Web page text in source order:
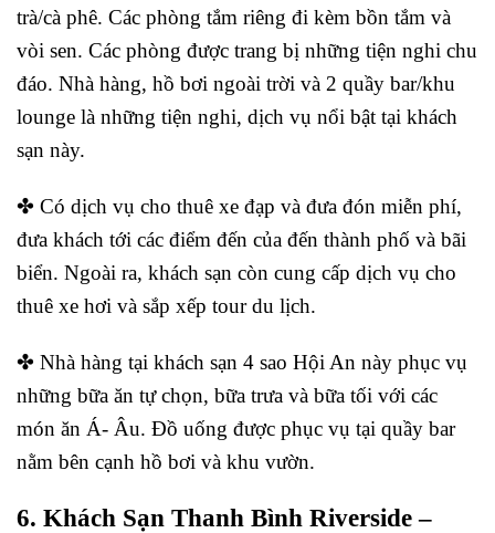
trà/cà phê. Các phòng tắm riêng đi kèm bồn tắm và
vòi sen. Các phòng được trang bị những tiện nghi chu
đáo. Nhà hàng, hồ bơi ngoài trời và 2 quầy bar/khu
lounge là những tiện nghi, dịch vụ nổi bật tại khách
sạn này.
✤ Có dịch vụ cho thuê xe đạp và đưa đón miễn phí,
đưa khách tới các điểm đến của đến thành phố và bãi
biển. Ngoài ra, khách sạn còn cung cấp dịch vụ cho
thuê xe hơi và sắp xếp tour du lịch.
✤ Nhà hàng tại khách sạn 4 sao Hội An này phục vụ
những bữa ăn tự chọn, bữa trưa và bữa tối với các
món ăn Á- Âu. Đồ uống được phục vụ tại quầy bar
nằm bên cạnh hồ bơi và khu vườn.
6. Khách Sạn Thanh Bình Riverside –